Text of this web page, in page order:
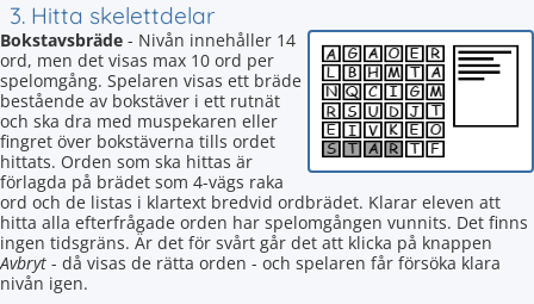
3. Hitta skelettdelar
Bokstavsbräde - Nivån innehåller 14
ord, men det visas max 10 ord per
spelomgång. Spelaren visas ett bräde
bestående av bokstäver i ett rutnät
och ska dra med muspekaren eller
fingret över bokstäverna tills ordet
hittats. Orden som ska hittas är
förlagda på brädet som 4-vägs raka
ord och de listas i klartext bredvid ordbrädet. Klarar eleven att
hitta alla efterfrågade orden har spelomgången vunnits. Det finns
ingen tidsgräns. Är det för svårt går det att klicka på knappen
Avbryt - då visas de rätta orden - och spelaren får försöka klara
nivån igen.